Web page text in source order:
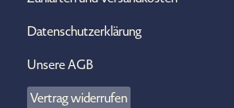
Datenschutzerklärung
Unsere AGB
Vertrag widerrufen